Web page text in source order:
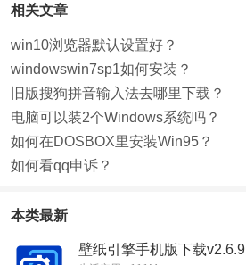
相关文章
win10浏览器默认设置好？
windowswin7sp1如何安装？
旧版搜狗拼音输入法去哪里下载？
电脑可以装2个Windows系统吗？
如何在DOSBOX里安装Win95？
如何看qq申诉？
本类最新
壁纸引擎手机版下载v2.6.9